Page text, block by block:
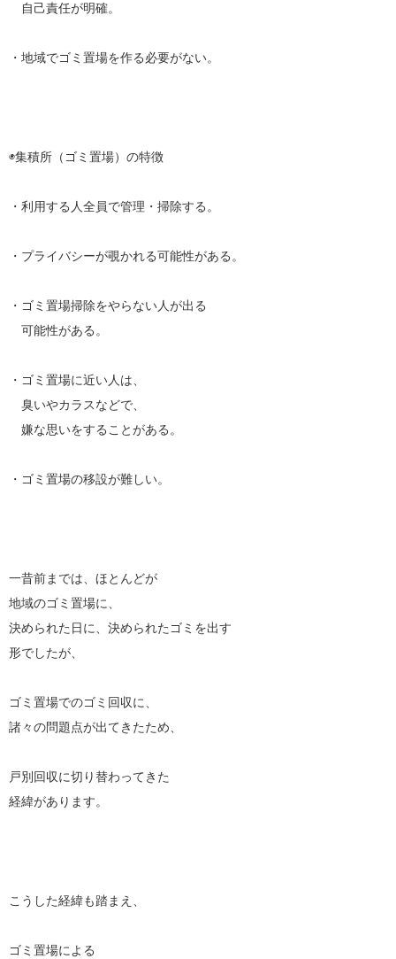
自己責任が明確。
・地域でゴミ置場を作る必要がない。
◉集積所（ゴミ置場）の特徴
・利用する人全員で管理・掃除する。
・プライバシーが覗かれる可能性がある。
・ゴミ置場掃除をやらない人が出る
可能性がある。
・ゴミ置場に近い人は、
臭いやカラスなどで、
嫌な思いをすることがある。
・ゴミ置場の移設が難しい。
一昔前までは、ほとんどが
地域のゴミ置場に、
決められた日に、決められたゴミを出す
形でしたが、
ゴミ置場でのゴミ回収に、
諸々の問題点が出てきたため、
戸別回収に切り替わってきた
経緯があります。
こうした経緯も踏まえ、
ゴミ置場による